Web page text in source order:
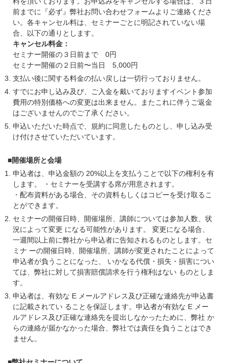
前までに『必ず』弊社お問い合わせフォームよりご連絡くださ
い。各キャンセル料は、セミナーごとに明記されていない場
合、以下の通りとします。
キャンセル料金：
セミナー開催の３日前まで 0円
セミナー開催の２日前〜当日 5,000円
支払い後に関する料金の払い戻しは一切行っておりません。
すでにお申し込み及び、ご入金を戴いておりますイベント参加
費用の特別価格への変更は出来ません。またこれに伴うご返金
はございませんのでご了承ください。
申込いただいた時点で、規約に同意したものとし、申し込み受
け付けさせていただいています。
■開催場所と会場
申込者は、申込金額の 20%以上を支払うことで以下の権利を有
します。 ・セミナーを受講する席が用意されます。
・配布資料がある場合、その資料もしくはコピーを受け取るこ
とができます。
セミナーの開催日時、開催場所、講師については参加人数、状
況によって変更 になる可能性があります。 変更になる場合、
一週間以上前に弊社から申込者に告知されるものとします。セ
ミナ ーの開催日時、開催場所、講師が変更されたことによって
申込者が負うことになった、 いかなる代償・損失・損害につい
ては、弊社に対して損害賠償請求を行う権利はない ものとしま
す。
申込者は、有効な E メールアドレス及び正確な連絡先が申込書
に記載されてい ることを保証します。申込者が有効な E メー
ルアドレス及び正確な連絡先を提出しなかったために、弊社 か
らの連絡が届かなかった場合、弊社では責任を負うことはでき
ません。